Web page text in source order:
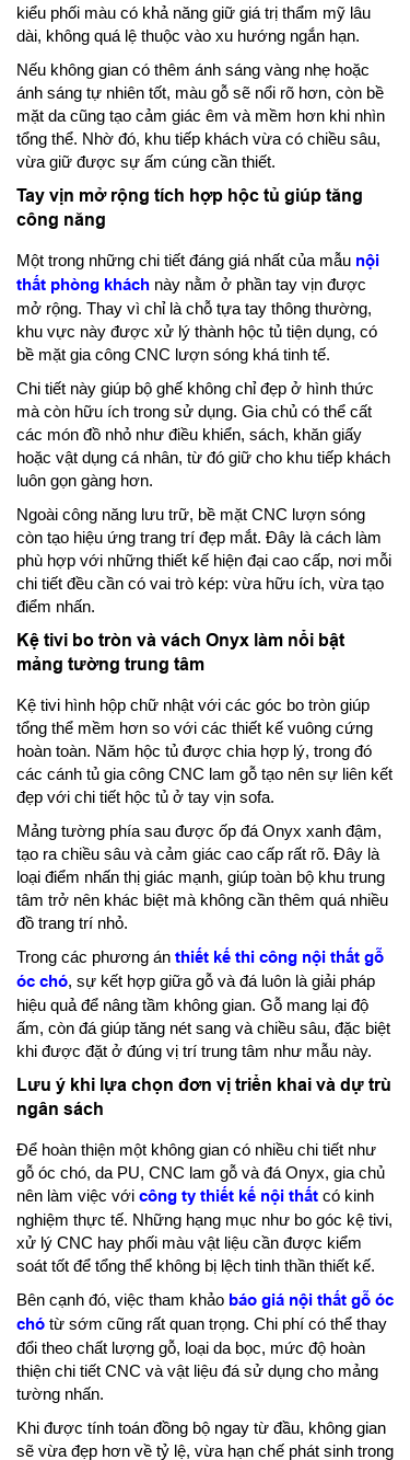
kiểu phối màu có khả năng giữ giá trị thẩm mỹ lâu
dài, không quá lệ thuộc vào xu hướng ngắn hạn.
Nếu không gian có thêm ánh sáng vàng nhẹ hoặc
ánh sáng tự nhiên tốt, màu gỗ sẽ nổi rõ hơn, còn bề
mặt da cũng tạo cảm giác êm và mềm hơn khi nhìn
tổng thể. Nhờ đó, khu tiếp khách vừa có chiều sâu,
vừa giữ được sự ấm cúng cần thiết.
Tay vịn mở rộng tích hợp hộc tủ giúp tăng
công năng
Một trong những chi tiết đáng giá nhất của mẫu nội
thất phòng khách này nằm ở phần tay vịn được
mở rộng. Thay vì chỉ là chỗ tựa tay thông thường,
khu vực này được xử lý thành hộc tủ tiện dụng, có
bề mặt gia công CNC lượn sóng khá tinh tế.
Chi tiết này giúp bộ ghế không chỉ đẹp ở hình thức
mà còn hữu ích trong sử dụng. Gia chủ có thể cất
các món đồ nhỏ như điều khiển, sách, khăn giấy
hoặc vật dụng cá nhân, từ đó giữ cho khu tiếp khách
luôn gọn gàng hơn.
Ngoài công năng lưu trữ, bề mặt CNC lượn sóng
còn tạo hiệu ứng trang trí đẹp mắt. Đây là cách làm
phù hợp với những thiết kế hiện đại cao cấp, nơi mỗi
chi tiết đều cần có vai trò kép: vừa hữu ích, vừa tạo
điểm nhấn.
Kệ tivi bo tròn và vách Onyx làm nổi bật
mảng tường trung tâm
Kệ tivi hình hộp chữ nhật với các góc bo tròn giúp
tổng thể mềm hơn so với các thiết kế vuông cứng
hoàn toàn. Năm hộc tủ được chia hợp lý, trong đó
các cánh tủ gia công CNC lam gỗ tạo nên sự liên kết
đẹp với chi tiết hộc tủ ở tay vịn sofa.
Mảng tường phía sau được ốp đá Onyx xanh đậm,
tạo ra chiều sâu và cảm giác cao cấp rất rõ. Đây là
loại điểm nhấn thị giác mạnh, giúp toàn bộ khu trung
tâm trở nên khác biệt mà không cần thêm quá nhiều
đồ trang trí nhỏ.
Trong các phương án thiết kế thi công nội thất gỗ
óc chó, sự kết hợp giữa gỗ và đá luôn là giải pháp
hiệu quả để nâng tầm không gian. Gỗ mang lại độ
ấm, còn đá giúp tăng nét sang và chiều sâu, đặc biệt
khi được đặt ở đúng vị trí trung tâm như mẫu này.
Lưu ý khi lựa chọn đơn vị triển khai và dự trù
ngân sách
Để hoàn thiện một không gian có nhiều chi tiết như
gỗ óc chó, da PU, CNC lam gỗ và đá Onyx, gia chủ
nên làm việc với công ty thiết kế nội thất có kinh
nghiệm thực tế. Những hạng mục như bo góc kệ tivi,
xử lý CNC hay phối màu vật liệu cần được kiểm
soát tốt để tổng thể không bị lệch tinh thần thiết kế.
Bên cạnh đó, việc tham khảo báo giá nội thất gỗ óc
chó từ sớm cũng rất quan trọng. Chi phí có thể thay
đổi theo chất lượng gỗ, loại da bọc, mức độ hoàn
thiện chi tiết CNC và vật liệu đá sử dụng cho mảng
tường nhấn.
Khi được tính toán đồng bộ ngay từ đầu, không gian
sẽ vừa đẹp hơn về tỷ lệ, vừa hạn chế phát sinh trong